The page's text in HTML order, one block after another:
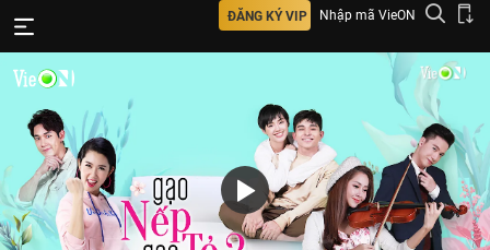
ĐĂNG KÝ VIP Nhập mã VieON